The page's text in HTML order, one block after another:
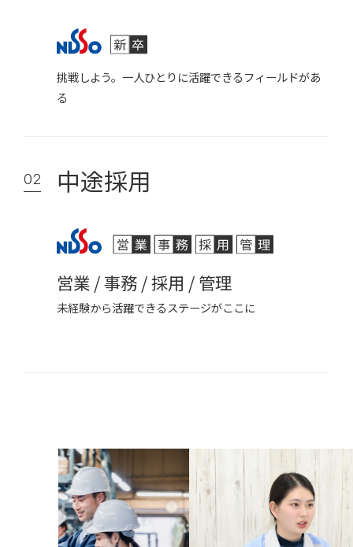
挑戦しよう。一人ひとりに活躍できるフィールドがあ
る
02 中途採用
営業 / 事務 / 採用 / 管理
未経験から活躍できるステージがここに